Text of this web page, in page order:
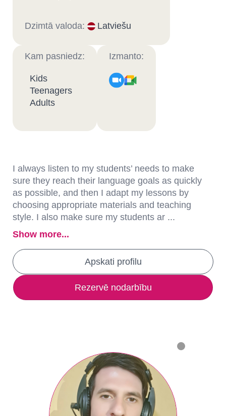
Dzimtā valoda: Latviešu
Kam pasniedz:
Kids
Teenagers
Adults
Izmanto:
I always listen to my students’ needs to make
sure they reach their language goals as quickly
as possible, and then I adapt my lessons by
choosing appropriate materials and teaching
style. I also make sure my students ar ...
Show more...
Apskati profilu
Rezervē nodarbību